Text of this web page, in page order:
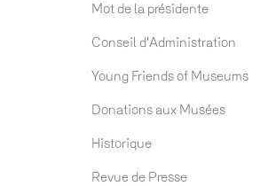
Mot de la présidente
Conseil d'Administration
Young Friends of Museums
Donations aux Musées
Historique
Revue de Presse